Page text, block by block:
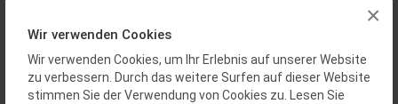
×
Wir verwenden Cookies
Wir verwenden Cookies, um Ihr Erlebnis auf unserer Website
zu verbessern. Durch das weitere Surfen auf dieser Website
stimmen Sie der Verwendung von Cookies zu. Lesen Sie